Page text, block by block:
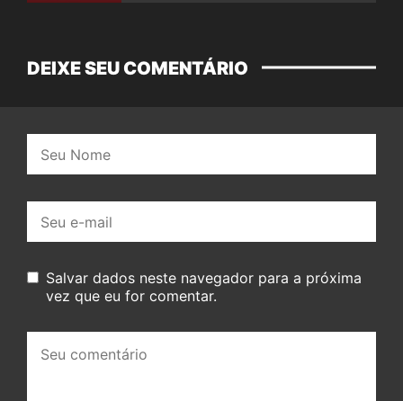
DEIXE SEU COMENTÁRIO
mail:
Salvar dados neste navegador para a próxima
vez que eu for comentar.
comentário: